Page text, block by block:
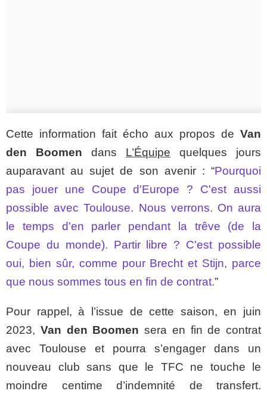
Cette information fait écho aux propos de Van
den Boomen dans L’Équipe quelques jours
auparavant au sujet de son avenir : “Pourquoi
pas jouer une Coupe d'Europe ? C'est aussi
possible avec Toulouse. Nous verrons. On aura
le temps d'en parler pendant la trêve (de la
Coupe du monde). Partir libre ? C'est possible
oui, bien sûr, comme pour Brecht et Stijn, parce
que nous sommes tous en fin de contrat.”
Pour rappel, à l’issue de cette saison, en juin
2023, Van den Boomen sera en fin de contrat
avec Toulouse et pourra s’engager dans un
nouveau club sans que le TFC ne touche le
moindre centime d’indemnité de transfert.